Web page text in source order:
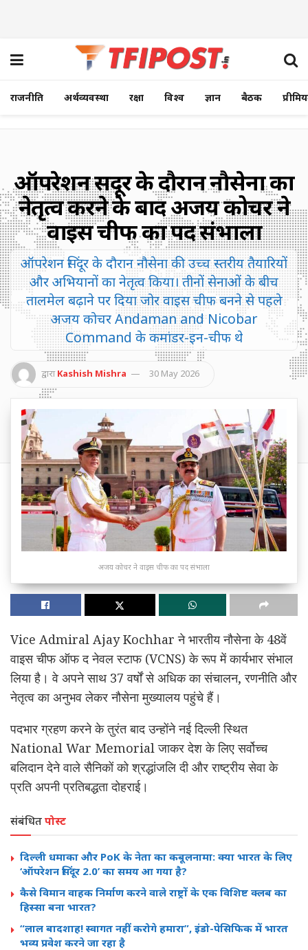
राजनीति अर्थव्यवस्था रक्षा विश्व ज्ञान बैठक
ऑपरेशन सिंदूर के दौरान नौसेना का
नेतृत्व करने के बाद अजय कोचर ने
वाइस चीफ का पद संभाला
ऑपरेशन सिंदूर के दौरान नौसेना की उच्च स्तरीय तैयारियों
और अभियानों का नेतृत्व किया। तीनों सेनाओं के बीच
तालमेल बढ़ाने पर दिया जोर वाइस चीफ बनने से पहले
अजय कोचर Andaman and Nicobar
Command के कमांडर-इन-चीफ थे
द्वारा Kashish Mishra 30 May 2026
अजय कोचर ने वाइस चीफ का पद संभाला
Vice Admiral Ajay Kochhar ने भारतीय नौसेना के 48वें
वाइस चीफ ऑफ द नेवल स्टाफ (VCNS) के रूप में कार्यभार संभाल
लिया है। वे अपने साथ 37 वर्षों से अधिक का संचालन, रणनीति और
नेतृत्व का अनुभव लेकर नौसेना मुख्यालय पहुंचे हैं।
पदभार ग्रहण करने के तुरंत बाद उन्होंने नई दिल्ली स्थित
National War Memorial जाकर देश के लिए सर्वोच्च
बलिदान देने वाले सैनिकों को श्रद्धांजलि दी और राष्ट्रीय सेवा के
प्रति अपनी प्रतिबद्धता दोहराई।
संबंधितपोस्ट
दिल्ली धमाका और PoK के नेता का कबूलनामा: क्या भारत के लिए
‘ऑपरेशन सिंदूर 2.0’ का समय आ गया है?
कैसे विमान वाहक निर्माण करने वाले राष्ट्रों के एक विशिष्ट क्लब का
हिस्सा बना भारत?
“लाल बादशाह! स्वागत नहीं करोगे हमारा”, इंडो-पेसिफिक में भारत
भव्य प्रवेश करने जा रहा है